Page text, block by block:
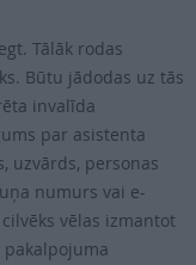
Tālāk rodas
Būtu jādodas uz tās
invalīda
par asistenta
uzvārds, personas
numurs vai e-
vēlas izmantot